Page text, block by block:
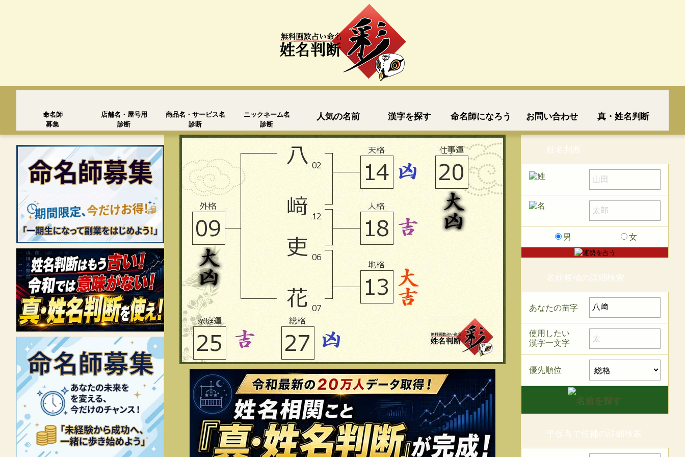
命名師
募集
店舗名・屋号用
診断
商品名・サービス名
診断
ニックネーム名
診断
人気の名前 漢字を探す 命名師になろう お問い合わせ 真・姓名判断
姓名判断
男 女
名前候補の詳細検索
あなたの苗字
使用したい
漢字一文字
優先順位
平仮名で候補の詳細検索